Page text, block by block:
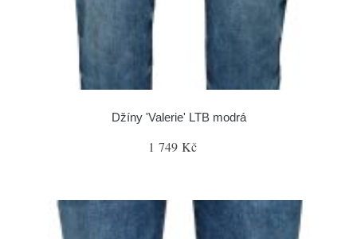
Džíny 'Valerie' LTB modrá
1 749 Kč